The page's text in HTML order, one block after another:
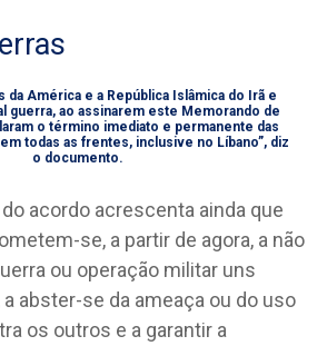
da América e a República Islâmica do Irã e
guerra, ao assinarem este Memorando de
o término imediato e permanente das
todas as frentes, inclusive no Líbano”, diz
o documento.
acordo acrescenta ainda que
se, a partir de agora, a não
ou operação militar uns
abster-se da ameaça ou do uso
os outros e a garantir a